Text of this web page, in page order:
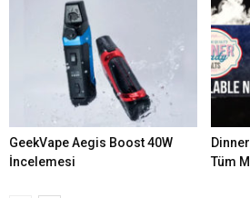
GeekVape Aegis Boost 40W
İncelemesi
Tüm